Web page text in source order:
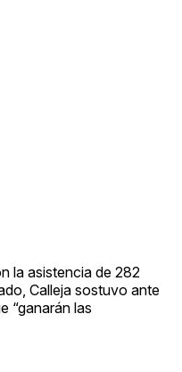
la asistencia de 282
Calleja sostuvo ante
“ganarán las